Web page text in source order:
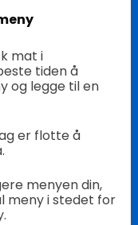
mat i
tiden å
og legge til en
er flotte å
menyen din,
meny i stedet for